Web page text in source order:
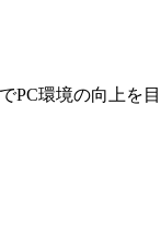
でPC環境の向上を